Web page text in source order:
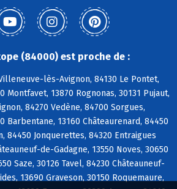
(84000) est proche de :
lès-Avignon, 84130 Le Pontet,
Montfavet, 13870 Rognonas, 30131 Pujaut,
84270 Vedène, 84700 Sorgues,
Barbentane, 13160 Châteaurenard, 84450
84450 Jonquerettes, 84320 Entraigues
de-Gadagne, 13550 Noves, 30650
Saze, 30126 Tavel, 84230 Châteauneuf-
13690 Graveson, 30150 Roquemaure,